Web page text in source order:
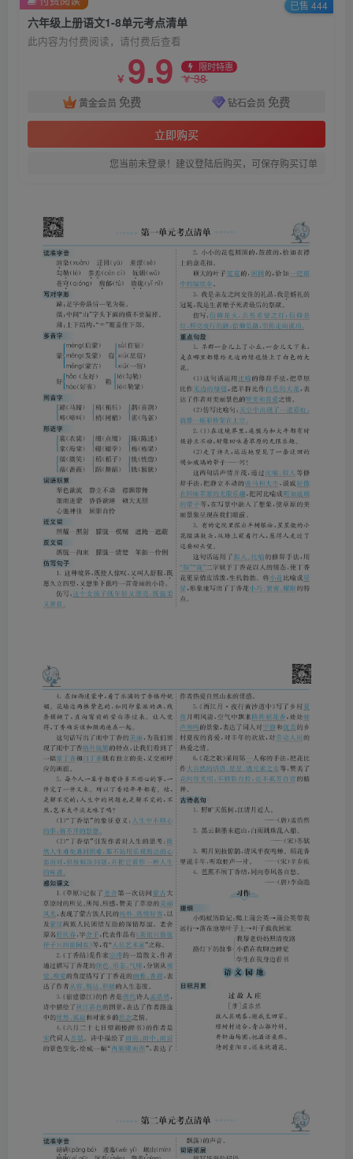
六年级上册语文1-8单元考点清单
此内容为付费阅读，请付费后查看
￥ 9.9 限时特惠
￥38
黄金会员 免费 钻石会员 免费
立即购买
您当前未登录！建议登陆后购买，可保存购买订单
已售 444